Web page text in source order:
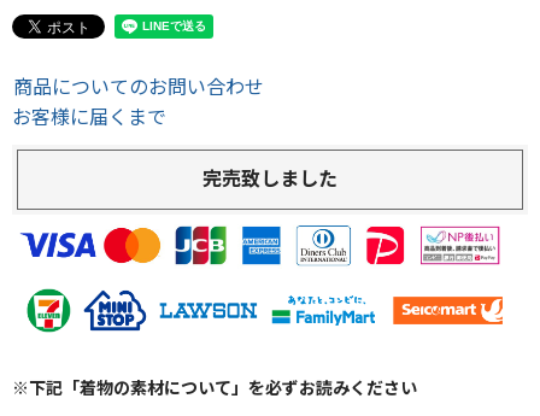
商品についてのお問い合わせ
お客様に届くまで
完売致しました
※下記「着物の素材について」を必ずお読みください